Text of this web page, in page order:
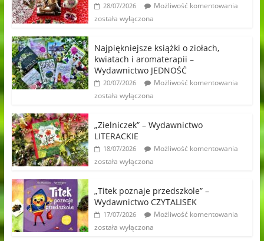
28/07/2026
Możliwość komentowania
została wyłączona
Najpiękniejsze książki o ziołach,
kwiatach i aromaterapii –
Wydawnictwo JEDNOŚĆ
20/07/2026
Możliwość komentowania
została wyłączona
„Zielniczek” – Wydawnictwo
LITERACKIE
18/07/2026
Możliwość komentowania
została wyłączona
„Titek poznaje przedszkole” –
Wydawnictwo CZYTALISEK
17/07/2026
Możliwość komentowania
została wyłączona